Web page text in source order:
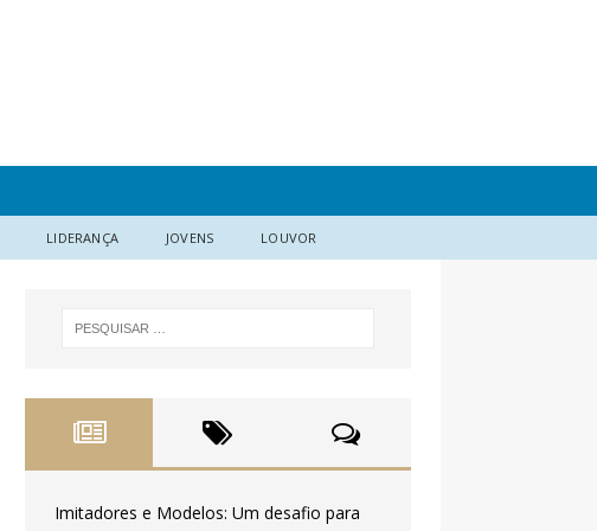
LIDERANÇA JOVENS LOUVOR
Imitadores e Modelos: Um desafio para